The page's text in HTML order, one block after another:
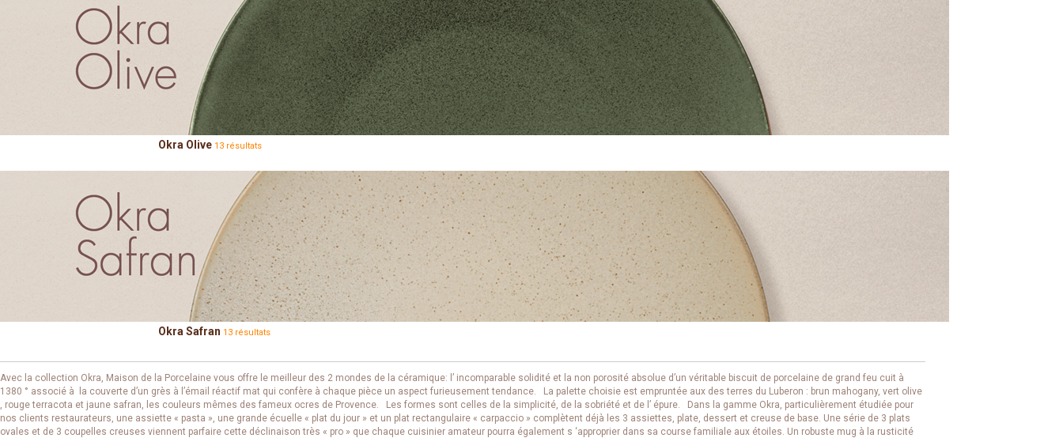
Okra Olive 13 résultats
Okra Safran 13 résultats
Avec la collection Okra, Maison de la Porcelaine vous offre le meilleur des 2 mondes de la céramique: l’ incomparable solidité et la non porosité absolue d’un véritable biscuit de porcelaine de grand feu cuit à
1380 ° associé à la couverte d’un grès à l’émail réactif mat qui confère à chaque pièce un aspect furieusement tendance. La palette choisie est empruntée aux des terres du Luberon : brun mahogany, vert olive
, rouge terracota et jaune safran, les couleurs mêmes des fameux ocres de Provence. Les formes sont celles de la simplicité, de la sobriété et de l’ épure. Dans la gamme Okra, particulièrement étudiée pour
nos clients restaurateurs, une assiette « pasta », une grande écuelle « plat du jour » et un plat rectangulaire « carpaccio » complètent déjà les 3 assiettes, plate, dessert et creuse de base. Une série de 3 plats
ovales et de 3 coupelles creuses viennent parfaire cette déclinaison très « pro » que chaque cuisinier amateur pourra également s ‘approprier dans sa course familiale aux étoiles. Un robuste mug à la rusticité